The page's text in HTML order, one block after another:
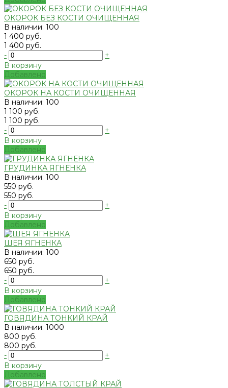
ОКОРОК БЕЗ КОСТИ ОЧИЩЕННАЯ
В наличии: 100
1 400 руб.
1 400 руб.
-
+
В корзину
Добавлено
ОКОРОК НА КОСТИ ОЧИЩЕННАЯ
В наличии: 100
1 100 руб.
1 100 руб.
-
+
В корзину
Добавлено
ГРУДИНКА ЯГНЕНКА
В наличии: 100
550 руб.
550 руб.
-
+
В корзину
Добавлено
ШЕЯ ЯГНЕНКА
В наличии: 100
650 руб.
650 руб.
-
+
В корзину
Добавлено
ГОВЯДИНА ТОНКИЙ КРАЙ
В наличии: 1000
800 руб.
800 руб.
-
+
В корзину
Добавлено